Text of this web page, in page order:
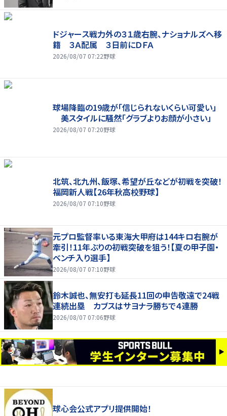
ドジャース戦力外の３１歳右腕、ナショナルズへ移
籍 ３Ａ配属 ３日前にＤＦＡ
2026/08/07 07:22野球
球場降臨の19歳が「信じられないくらい可愛い」
美スタイルに騒然「グラブよりお顔が小さい」
2026/08/07 07:20野球
北筑、北九州、飯塚、希望が丘などが初戦を突破！
福岡新人戦【26年秋高校野球】
2026/08/07 07:10野球
元プロ監督率いる東海大甲府は144キロ右腕が
牽引！11年ぶりの初戦突破を狙う！【夏の甲子園・
ベンチ入り選手】
2026/08/07 07:10野球
鈴木誠也、無安打も延長11回の申告敬遠で24戦
連続出塁 カブスはサヨナラ勝ちで４連勝
2026/08/07 07:06野球
球心会公式アプリ提供開始！